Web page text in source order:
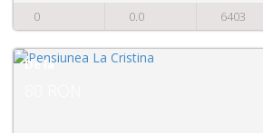
0.0
6403 Detalii